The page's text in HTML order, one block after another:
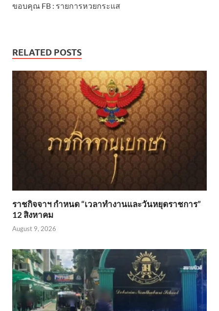
ขอบคุณ FB : รายการหวยกระแส
RELATED POSTS
ราชกิจจาฯ กำหนด “เวลาทำงานและวันหยุดราชการ”
12 สิงหาคม
August 9, 2026